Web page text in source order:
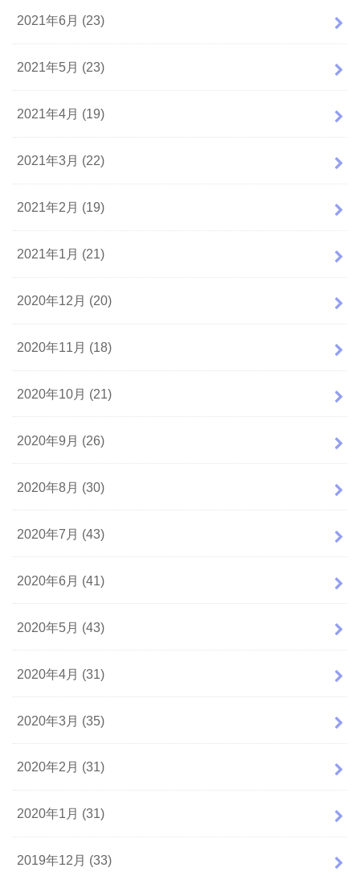
2021年6月 (23)
2021年5月 (23)
2021年4月 (19)
2021年3月 (22)
2021年2月 (19)
2021年1月 (21)
2020年12月 (20)
2020年11月 (18)
2020年10月 (21)
2020年9月 (26)
2020年8月 (30)
2020年7月 (43)
2020年6月 (41)
2020年5月 (43)
2020年4月 (31)
2020年3月 (35)
2020年2月 (31)
2020年1月 (31)
2019年12月 (33)